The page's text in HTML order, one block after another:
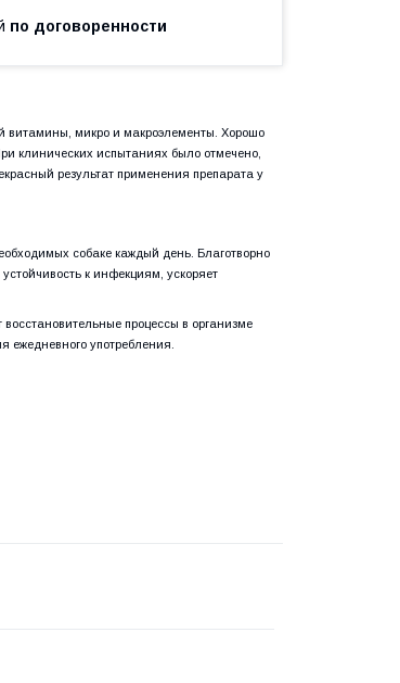
по договоренности
витамины, микро и макроэлементы. Хорошо
клинических испытаниях было отмечено,
результат применения препарата у
собаке каждый день. Благотворно
к инфекциям, ускоряет
процессы в организме
употребления.